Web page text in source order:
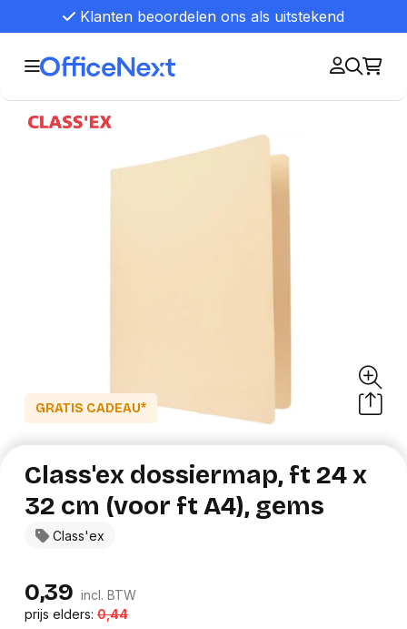
Klanten beoordelen ons als uitstekend
GRATIS CADEAU*
Class'ex
Class'ex dossiermap, ft 24 x
32 cm (voor ft A4), gems
0,39 incl. BTW
prijs elders:0,44